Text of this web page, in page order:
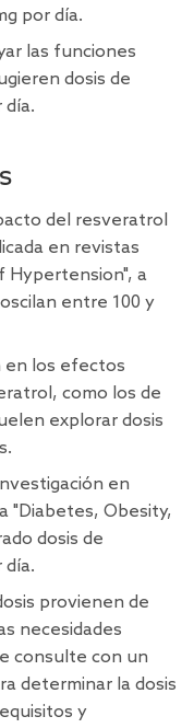
por día.
las funciones
dosis de
día.
del resveratrol
en revistas
Hypertension", a
entre 100 y
en los efectos
como los de
explorar dosis
en
"Diabetes, Obesity,
dosis de
día.
provienen de
necesidades
consulte con un
determinar la dosis
y